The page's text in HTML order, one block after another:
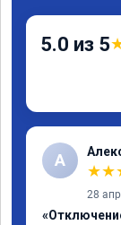
5.0 из 5
А
★★
28